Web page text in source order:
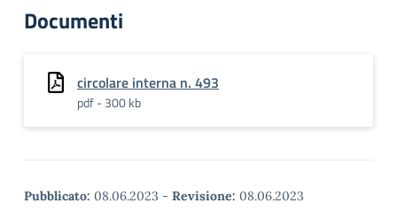
Documenti
circolare interna n. 493
pdf - 300 kb
Pubblicato: 08.06.2023 - Revisione: 08.06.2023